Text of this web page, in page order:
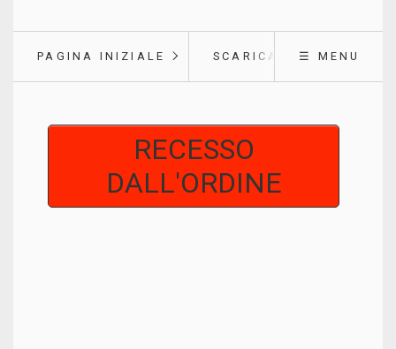
PAGINA INIZIALE SCARICARE ☰ MENU
RECESSO
DALL'ORDINE